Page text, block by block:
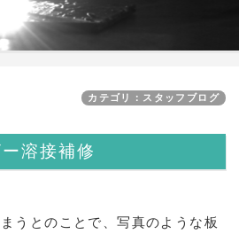
カテゴリ：スタッフブログ
溶接補修
うとのことで、写真のような板